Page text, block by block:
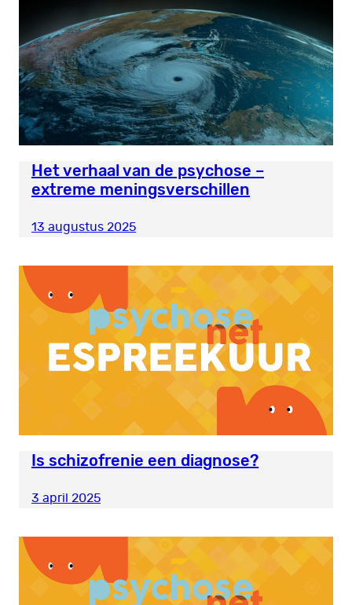
Het verhaal van de psychose –
extreme meningsverschillen
13 augustus 2025
Is schizofrenie een diagnose?
3 april 2025